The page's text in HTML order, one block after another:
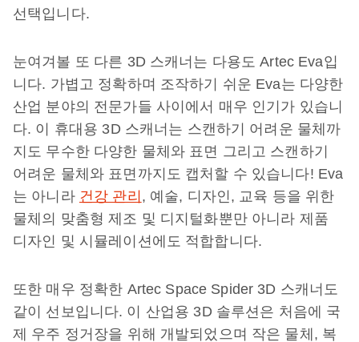
선택입니다.
눈여겨볼 또 다른 3D 스캐너는 다용도 Artec Eva입
니다. 가볍고 정확하며 조작하기 쉬운 Eva는 다양한
산업 분야의 전문가들 사이에서 매우 인기가 있습니
다. 이 휴대용 3D 스캐너는 스캔하기 어려운 물체까
지도 무수한 다양한 물체와 표면 그리고 스캔하기
어려운 물체와 표면까지도 캡처할 수 있습니다! Eva
는 아니라 건강 관리 , 예술, 디자인, 교육 등을 위한
물체의 맞춤형 제조 및 디지털화뿐만 아니라 제품
디자인 및 시뮬레이션에도 적합합니다.
또한 매우 정확한 Artec Space Spider 3D 스캐너도
같이 선보입니다. 이 산업용 3D 솔루션은 처음에 국
제 우주 정거장을 위해 개발되었으며 작은 물체, 복